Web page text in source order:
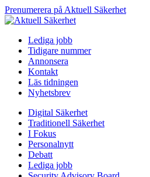
Prenumerera på Aktuell Säkerhet
Lediga jobb
Tidigare nummer
Annonsera
Kontakt
Läs tidningen
Nyhetsbrev
Digital Säkerhet
Traditionell Säkerhet
I Fokus
Personalnytt
Debatt
Lediga jobb